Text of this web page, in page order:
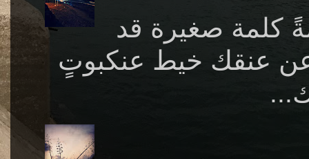
كلمة صغيرة قد
عن عنقك خيط عنكبوتٍ